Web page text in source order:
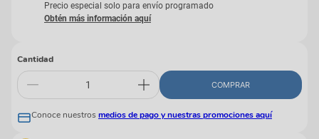
Precio especial solo para envío programado
Cantidad
COMPRAR
Conoce nuestros medios de pago y nuestras promociones aquí